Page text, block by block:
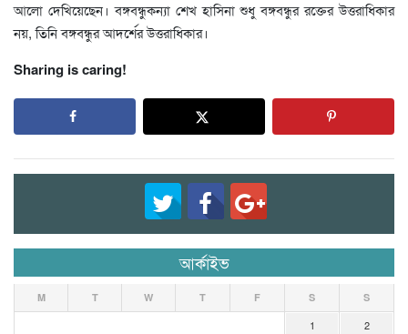
আলো দেখিয়েছেন। বঙ্গবন্ধুকন্যা শেখ হাসিনা শুধু বঙ্গবন্ধুর রক্তের উত্তরাধিকার
নয়, তিনি বঙ্গবন্ধুর আদর্শের উত্তরাধিকার।
Sharing is caring!
আর্কাইভ
M T W T F S S
1
2